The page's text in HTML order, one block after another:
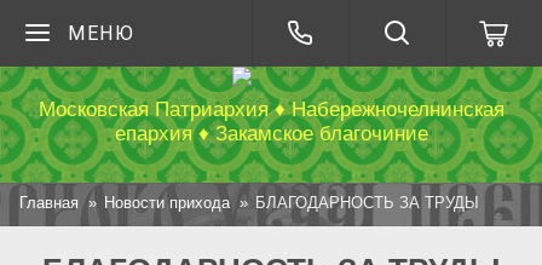
МЕНЮ
Московская Патриархия ♦ Набережночелнинская
епархия ♦ Закамское благочиние
Главная Новости прихода БЛАГОДАРНОСТЬ ЗА ТРУДЫ